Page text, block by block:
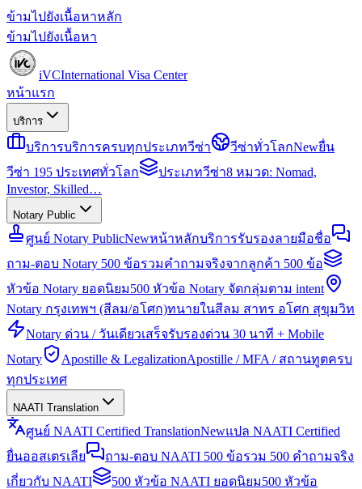
ข้ามไปยังเนื้อหาหลัก
ข้ามไปยังเนื้อหา
iVCInternational Visa Center
หน้าแรก
บริการ
บริการบริการครบทุกประเภทวีซ่า วีซ่าทั่วโลกNewยื่น
วีซ่า 195 ประเทศทั่วโลก
ประเภทวีซ่า8 หมวด: Nomad,
Investor, Skilled…
Notary Public
ศูนย์ Notary PublicNewหน้าหลักบริการรับรองลายมือชื่อ
ถาม-ตอบ Notary 500 ข้อรวมคำถามจริงจากลูกค้า 500 ข้อ
หัวข้อ Notary ยอดนิยม500 หัวข้อ Notary จัดกลุ่มตาม intent
Notary กรุงเทพฯ (สีลม/อโศก)ทนายในสีลม สาทร อโศก สุขุมวิท
Notary ด่วน / วันเดียวเสร็จรับรองด่วน 30 นาที + Mobile
Notary
Apostille & LegalizationApostille / MFA / สถานทูตครบ
ทุกประเทศ
NAATI Translation
ศูนย์ NAATI Certified TranslationNewแปล NAATI Certified
ยื่นออสเตรเลีย
ถาม-ตอบ NAATI 500 ข้อรวม 500 คำถามจริง
เกี่ยวกับ NAATI
500 หัวข้อ NAATI ยอดนิยม500 หัวข้อ